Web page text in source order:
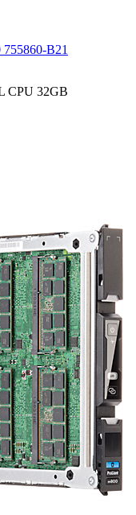
755860-B21
CPU 32GB